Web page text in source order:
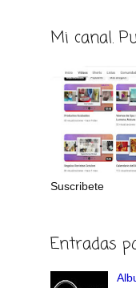
Mi canal.
Suscribete
Entradas